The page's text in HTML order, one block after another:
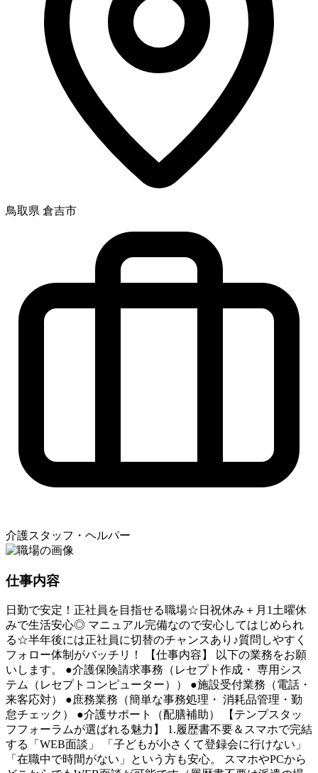
鳥取県 倉吉市
介護スタッフ・ヘルパー
仕事内容
日勤で安定！正社員を目指せる職場☆日祝休み＋月1土曜休
みで生活安心◎ マニュアル完備なので安心してはじめられ
る☆半年後には正社員に切替のチャンスあり♪質問しやすく
フォロー体制がバッチリ！ 【仕事内容】 以下の業務をお願
いします。 ●介護保険請求事務（レセプト作成・ 専用シス
テム（レセプトコンピューター）） ●施設受付業務（電話・
来客応対） ●庶務業務（簡単な事務処理・ 消耗品管理・勤
怠チェック） ●介護サポート（配膳補助） 【テンプスタッ
フフォーラムが選ばれる魅力】 1.履歴書不要＆スマホで完結
する「WEB面談」 「子どもが小さくて登録会に行けない」
「在職中で時間がない」という方も安心。 スマホやPCから